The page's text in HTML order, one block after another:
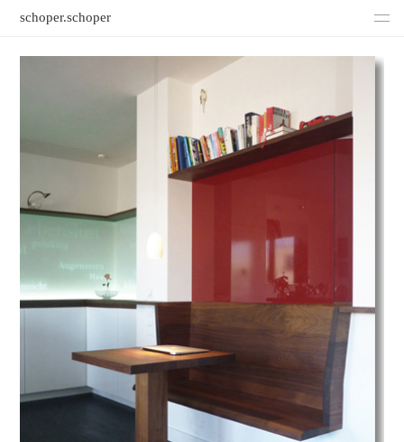
Büro
Kontakt
Impressum
schoper.schoper